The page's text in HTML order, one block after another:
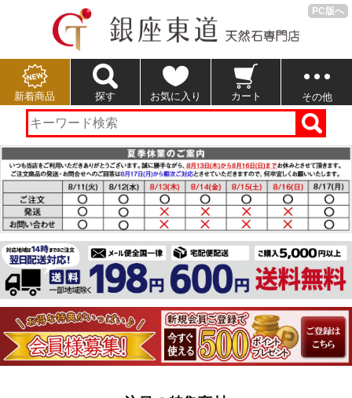
PC版へ
新着商品 探す お気に入り カート その他